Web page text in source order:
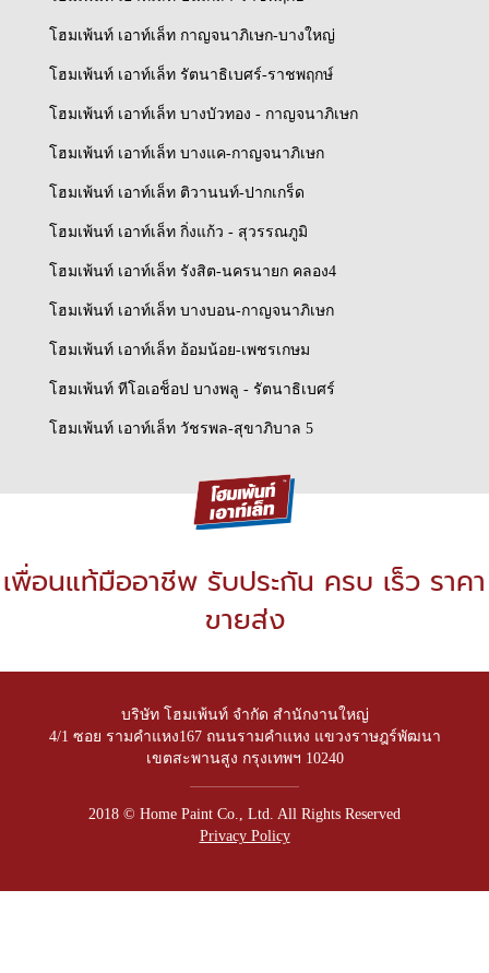
โฮมเพ้นท์ เอาท์เล็ท กาญจนาภิเษก-บางใหญ่
โฮมเพ้นท์ เอาท์เล็ท รัตนาธิเบศร์-ราชพฤกษ์
โฮมเพ้นท์ เอาท์เล็ท บางบัวทอง - กาญจนาภิเษก
โฮมเพ้นท์ เอาท์เล็ท บางแค-กาญจนาภิเษก
โฮมเพ้นท์ เอาท์เล็ท ติวานนท์-ปากเกร็ด
โฮมเพ้นท์ เอาท์เล็ท กิ่งแก้ว - สุวรรณภูมิ
โฮมเพ้นท์ เอาท์เล็ท รังสิต-นครนายก คลอง4
โฮมเพ้นท์ เอาท์เล็ท บางบอน-กาญจนาภิเษก
โฮมเพ้นท์ เอาท์เล็ท อ้อมน้อย-เพชรเกษม
โฮมเพ้นท์ ทีโอเอช็อป บางพลู - รัตนาธิเบศร์
โฮมเพ้นท์ เอาท์เล็ท วัชรพล-สุขาภิบาล 5
เพื่อนแท้มืออาชีพ รับประกัน ครบ เร็ว ราคา
ขายส่ง
บริษัท โฮมเพ้นท์ จำกัด สำนักงานใหญ่
4/1 ซอย รามคำแหง167 ถนนรามคำแหง แขวงราษฎร์พัฒนา
เขตสะพานสูง กรุงเทพฯ 10240
2018 © Home Paint Co., Ltd. All Rights Reserved
Privacy Policy